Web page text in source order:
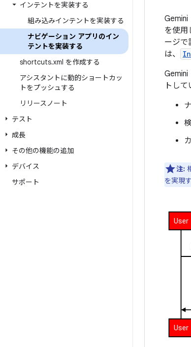
インテントを実装する
組み込みインテントを実装する
ナビゲーション アプリのイン
テントを実装する
shortcuts.xml を作成する
アシスタントに動的ショートカッ
トをプッシュする
リリースノート
テスト
成長
その他の機能の追加
デバイス
サポート
を使用
ージで
は、
トして
注:
を実現